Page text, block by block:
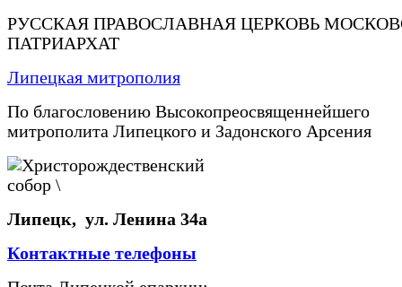
РУССКАЯ ПРАВОСЛАВНАЯ ЦЕРКОВЬ
ПАТРИАРХАТ
Липецкая митрополия
По благословению Высокопреосвященнейшего
митрополита Липецкого и Задонского Арсения
Липецк, ул. Ленина 34а
Контактные телефоны